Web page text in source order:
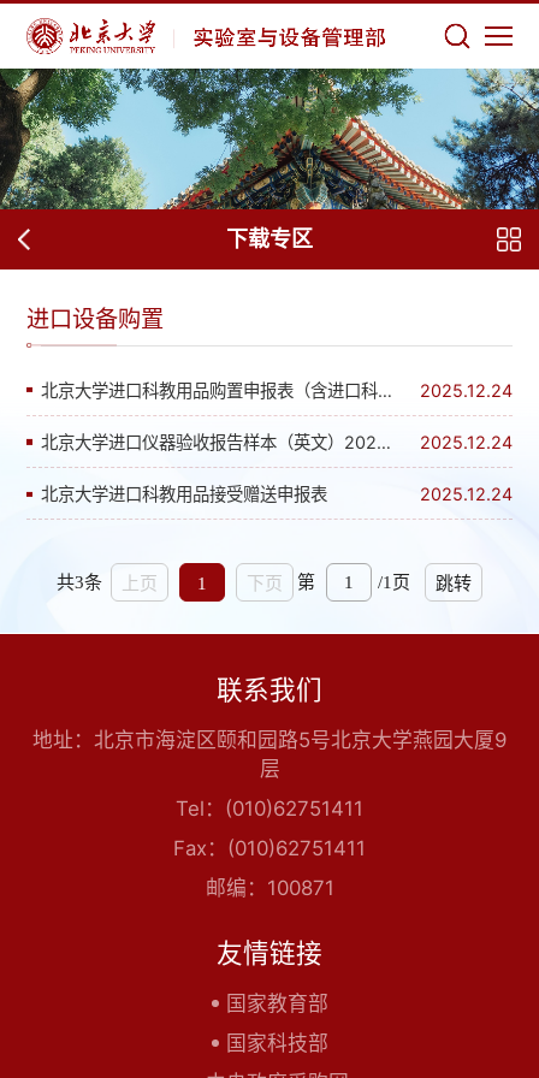
下载专区
进口设备购置
北京大学进口科教用品购置申报表（含进口科教用品免税用途说明表） 2025.12.24
北京大学进口仪器验收报告样本（英文）20241113 2025.12.24
北京大学进口科教用品接受赠送申报表 2025.12.24
共3条 上页 1 下页 第 /1页 跳转
联系我们
地址：北京市海淀区颐和园路5号北京大学燕园大厦9
层
Tel：(010)62751411
Fax：(010)62751411
邮编：100871
友情链接
国家教育部
国家科技部